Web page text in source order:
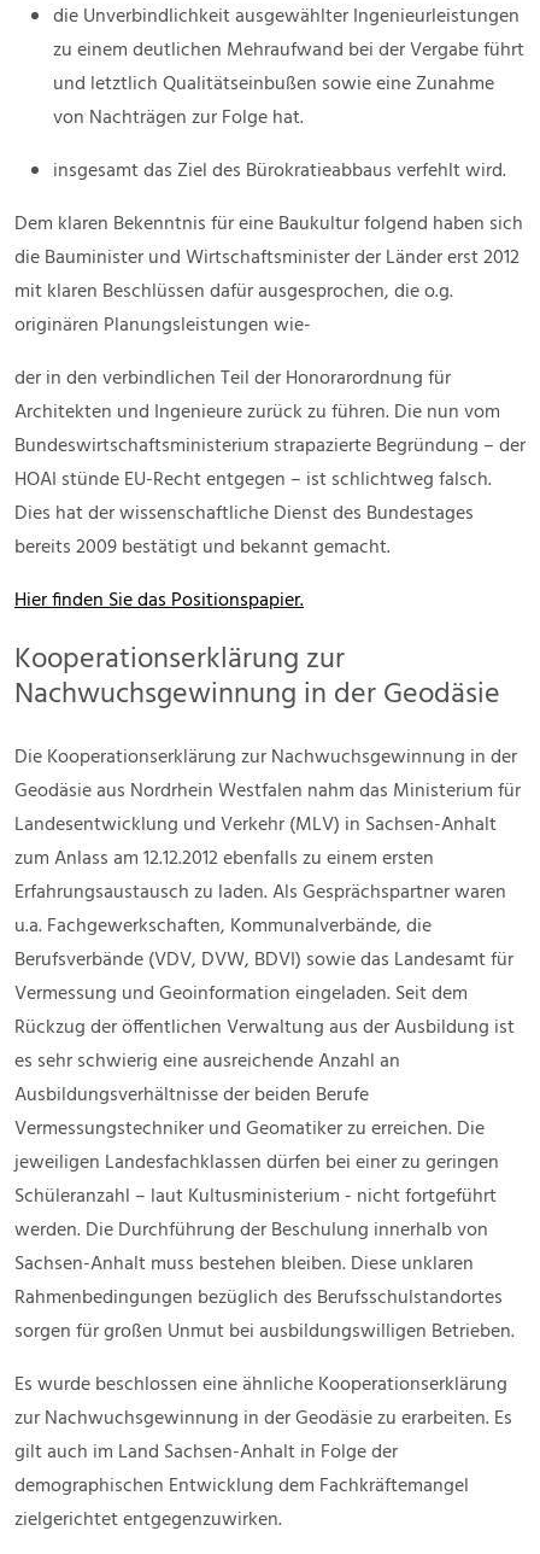
die Unverbindlichkeit ausgewählter Ingenieurleistungen
zu einem deutlichen Mehraufwand bei der Vergabe führt
und letztlich Qualitätseinbußen sowie eine Zunahme
von Nachträgen zur Folge hat.
insgesamt das Ziel des Bürokratieabbaus verfehlt wird.
Dem klaren Bekenntnis für eine Baukultur folgend haben sich
die Bauminister und Wirtschaftsminister der Länder erst 2012
mit klaren Beschlüssen dafür ausgesprochen, die o.g.
originären Planungsleistungen wie-
der in den verbindlichen Teil der Honorarordnung für
Architekten und Ingenieure zurück zu führen. Die nun vom
Bundeswirtschaftsministerium strapazierte Begründung – der
HOAI stünde EU-Recht entgegen – ist schlichtweg falsch.
Dies hat der wissenschaftliche Dienst des Bundestages
bereits 2009 bestätigt und bekannt gemacht.
Hier finden Sie das Positionspapier.
Kooperationserklärung zur
Nachwuchsgewinnung in der Geodäsie
Die Kooperationserklärung zur Nachwuchsgewinnung in der
Geodäsie aus Nordrhein Westfalen nahm das Ministerium für
Landesentwicklung und Verkehr (MLV) in Sachsen-Anhalt
zum Anlass am 12.12.2012 ebenfalls zu einem ersten
Erfahrungsaustausch zu laden. Als Gesprächspartner waren
u.a. Fachgewerkschaften, Kommunalverbände, die
Berufsverbände (VDV, DVW, BDVI) sowie das Landesamt für
Vermessung und Geoinformation eingeladen. Seit dem
Rückzug der öffentlichen Verwaltung aus der Ausbildung ist
es sehr schwierig eine ausreichende Anzahl an
Ausbildungsverhältnisse der beiden Berufe
Vermessungstechniker und Geomatiker zu erreichen. Die
jeweiligen Landesfachklassen dürfen bei einer zu geringen
Schüleranzahl – laut Kultusministerium - nicht fortgeführt
werden. Die Durchführung der Beschulung innerhalb von
Sachsen-Anhalt muss bestehen bleiben. Diese unklaren
Rahmenbedingungen bezüglich des Berufsschulstandortes
sorgen für großen Unmut bei ausbildungswilligen Betrieben.
Es wurde beschlossen eine ähnliche Kooperationserklärung
zur Nachwuchsgewinnung in der Geodäsie zu erarbeiten. Es
gilt auch im Land Sachsen-Anhalt in Folge der
demographischen Entwicklung dem Fachkräftemangel
zielgerichtet entgegenzuwirken.